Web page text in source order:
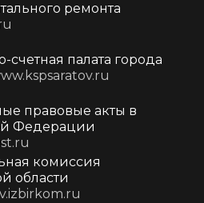
ремонта
счетная палата города
правовые акты в
Федерации
комиссия
области